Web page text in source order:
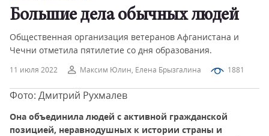
11 июля 2022 Максим Юлин, Елена Брызгалина 1881
Большие дела обычных людей
Общественная организация ветеранов Афганистана и
Чечни отметила пятилетие со дня образования.
Фото: Дмитрий Рухмалев
Она объединила людей с активной гражданской
позицией, неравнодушных к истории страны и